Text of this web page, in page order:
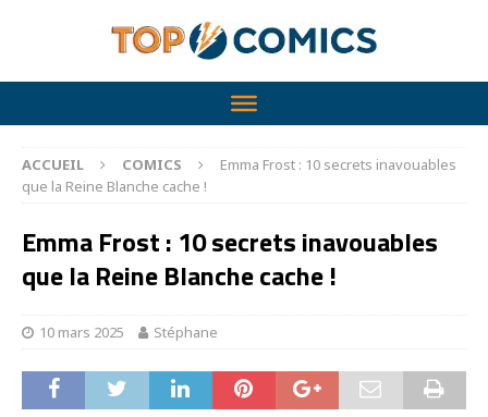
ACCUEIL COMICS
Emma Frost : 10 secrets inavouables
que la Reine Blanche cache !
Emma Frost : 10 secrets inavouables
que la Reine Blanche cache !
10 mars 2025 Stéphane